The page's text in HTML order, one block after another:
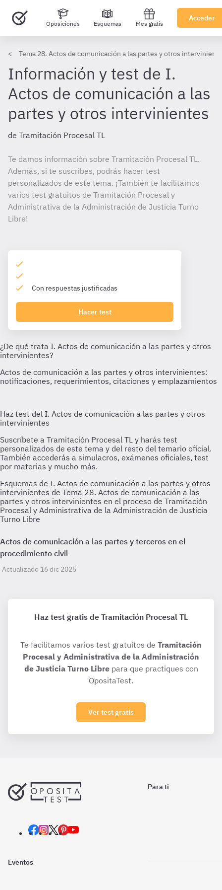
Oposiciones Esquemas Mes gratis
Acceder
Tema 28. Actos de comunicación a las partes y otros
Información y test de I.
Actos de comunicación a las
partes y otros intervinientes
de Tramitación Procesal TL
Te damos información sobre Tramitación Procesal TL.
Además, si te suscribes, podrás hacer test
personalizados de este tema. ¡También te facilitamos
varios test gratuitos de Tramitación Procesal y
Administrativa de la Administración de Justicia Turno
Libre!
Con respuestas justificadas
Hacer test
Esquemas de I. Actos de comunicación a las partes y otros
intervinientes de Tema 28. Actos de comunicación a las
partes y otros intervinientes en el proceso de Tramitación
Procesal y Administrativa de la Administración de Justicia
Turno Libre
Actos de comunicación a las partes y terceros en el
procedimiento civil
Actualizado 16 dic 2025
Haz test gratis de Tramitación Procesal TL
Te facilitamos varios test gratuitos de Tramitación
Procesal y Administrativa de la Administración
de Justicia Turno Librepara que practiques con
OpositaTest.
Ver test gratis
Para ti
Eventos